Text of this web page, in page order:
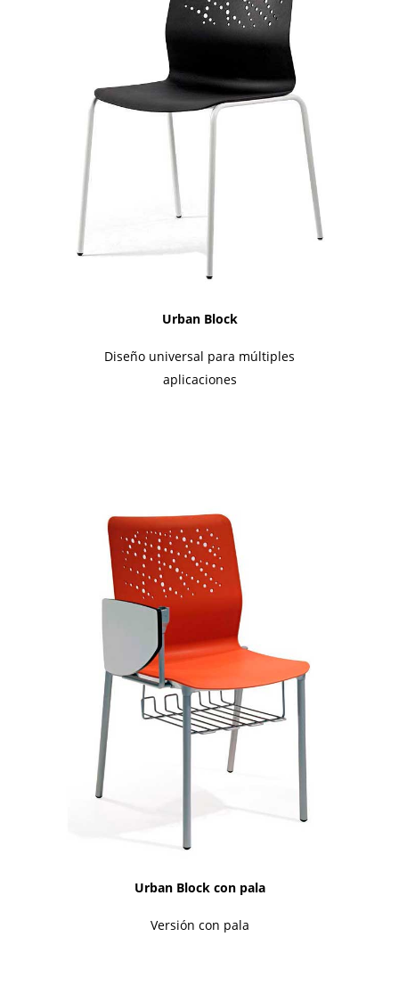
Urban Block
Diseño universal para múltiples
aplicaciones
Urban Block con pala
Versión con pala